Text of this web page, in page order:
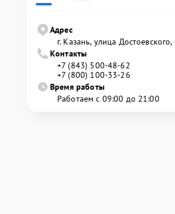
Адрес
г. Казань, улица Достоевского,
Контакты
+7 (843) 500-48-62
+7 (800) 100-33-26
Время работы
Работаем с 09:00 до 21:00